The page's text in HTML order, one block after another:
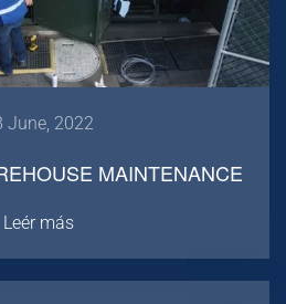
June, 2022
MAINTENANCE
Leér más